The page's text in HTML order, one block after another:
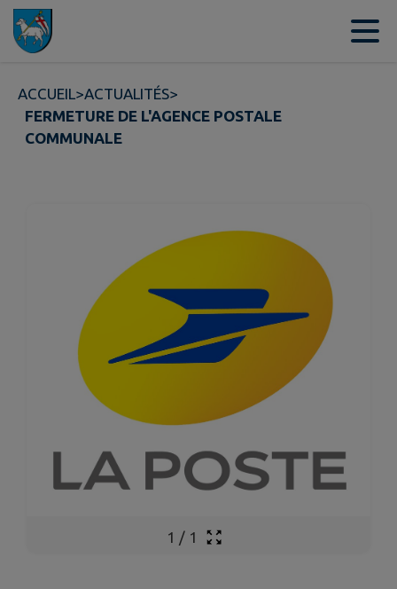
Contenu
ACCUEIL>ACTUALITÉS>
FERMETURE DE L'AGENCE POSTALE
COMMUNALE
1 / 1